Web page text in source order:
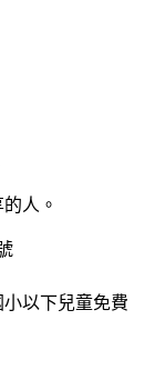
人。
小以下兒童免費